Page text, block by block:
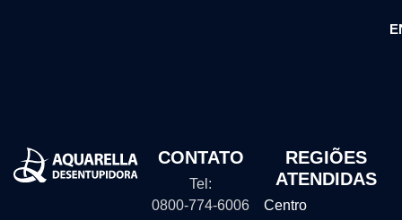
CONTATO
Tel:
0800-774-6006
REGIÕES
ATENDIDAS
Centro